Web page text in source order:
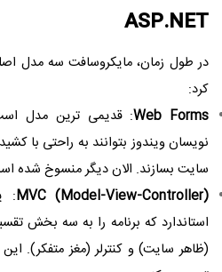
ASP.NET
در طول زمان، مایکروسافت سه مدل
کرد:
Web Forms: قدیمی ‌ترین مدل
سایت بسازند. الان دیگر منسوخ شده
MVC (Model-View-Controller)
:
استاندارد که برنامه را به سه بخش
(ظاهر سایت) و کنترلر (مغز متفکر).